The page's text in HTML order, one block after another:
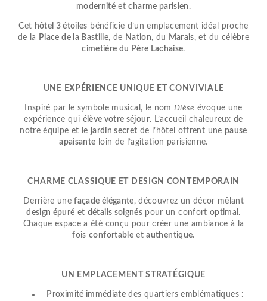
modernité etcharme parisien .
Cet hôtel 3 étoiles bénéficie d’un emplacement idéal proche
de la Place de la Bastille, de Nation, du Marais, et du célèbre
cimetière du Père Lachaise.
UNE EXPÉRIENCE UNIQUE ET CONVIVIALE
Inspiré par le symbole musical, le nomDièse évoque une
expérience qui élève votre séjour. L’accueil chaleureux de
notre équipe et le jardin secret de l’hôtel offrent une pause
apaisante loin de l’agitation parisienne.
CHARME CLASSIQUE ET DESIGN CONTEMPORAIN
Derrière unefaçade élégante, découvrez un décor mêlant
design épuré et détails soignés pour un confort optimal.
Chaque espace a été conçu pour créer une ambiance à la
foisconfortable etauthentique.
UN EMPLACEMENT STRATÉGIQUE
Proximité immédiate des quartiers emblématiques :